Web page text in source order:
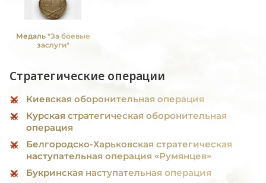
Медаль "За боевые
заслуги"
Стратегические операции
Киевская оборонительная операция
Курская стратегическая оборонительная
операция
Белгородско-Харьковская стратегическая
наступательная операция «Румянцев»
Букринская наступательная операция